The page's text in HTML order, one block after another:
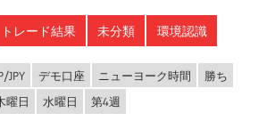
有
トレード結果 未分類 環境認識
JPY デモ口座 ニューヨーク時間
勝ち
曜日 水曜日 第4週